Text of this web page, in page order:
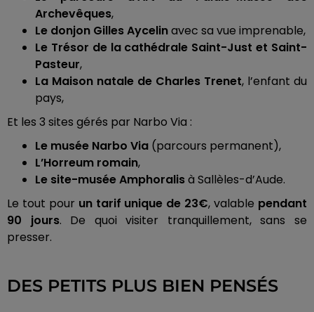
Archevêques,
Le donjon Gilles Aycelinavec sa vue imprenable,
Le Trésor de la cathédrale Saint-Just et Saint-
Pasteur,
La Maison natale de Charles Trenet, l’enfant du
pays,
Et les 3 sites gérés par Narbo Via :
Le musée Narbo Via (parcours permanent),
L’Horreum romain,
Le site-musée Amphoralisà Sallèles-d’Aude.
Le tout pour un tarif unique de 23€, valable pendant
90 jours. De quoi visiter tranquillement, sans se
presser.
DES PETITS PLUS BIEN PENSÉS